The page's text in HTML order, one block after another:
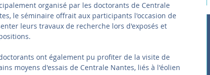
organisé par les doctorants de Centrale
le séminaire offrait aux participants l'occasion de
leurs travaux de recherche lors d'exposés et
ont également pu profiter de la visite de
moyens d'essais de Centrale Nantes, liés à l'éolien